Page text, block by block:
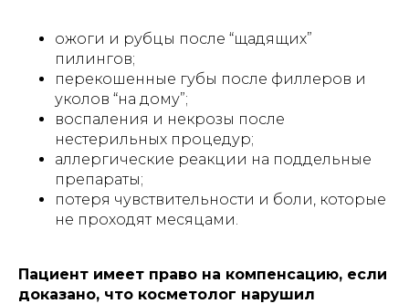
ожоги и рубцы после “щадящих”
пилингов;
перекошенные губы после филлеров и
уколов “на дому”;
воспаления и некрозы после
нестерильных процедур;
аллергические реакции на поддельные
препараты;
потеря чувствительности и боли, которые
не проходят месяцами.
Пациент имеет право на компенсацию, если
доказано, что косметолог нарушил